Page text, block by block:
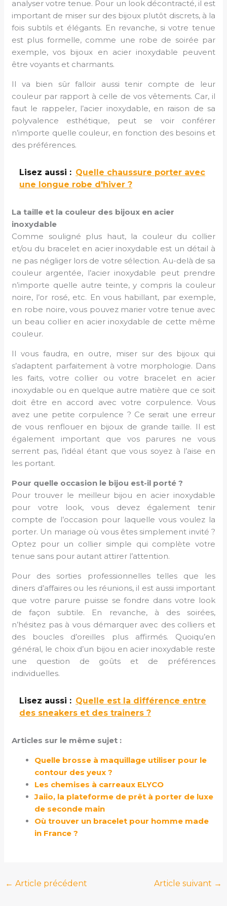
analyser votre tenue. Pour un look décontracté, il est
important de miser sur des bijoux plutôt discrets, à la
fois subtils et élégants. En revanche, si votre tenue
est plus formelle, comme une robe de soirée par
exemple, vos bijoux en acier inoxydable peuvent
être voyants et charmants.
Il va bien sûr falloir aussi tenir compte de leur
couleur par rapport à celle de vos vêtements. Car, il
faut le rappeler, l’acier inoxydable, en raison de sa
polyvalence esthétique, peut se voir conférer
n’importe quelle couleur, en fonction des besoins et
des préférences.
Lisez aussi : Quelle chaussure porter avec
une longue robe d'hiver ?
La taille et la couleur des bijoux en acier
inoxydable
Comme souligné plus haut, la couleur du collier
et/ou du bracelet en acier inoxydable est un détail à
ne pas négliger lors de votre sélection. Au-delà de sa
couleur argentée, l’acier inoxydable peut prendre
n’importe quelle autre teinte, y compris la couleur
noire, l’or rosé, etc. En vous habillant, par exemple,
en robe noire, vous pouvez marier votre tenue avec
un beau collier en acier inoxydable de cette même
couleur.
Il vous faudra, en outre, miser sur des bijoux qui
s’adaptent parfaitement à votre morphologie. Dans
les faits, votre collier ou votre bracelet en acier
inoxydable ou en quelque autre matière que ce soit
doit être en accord avec votre corpulence. Vous
avez une petite corpulence ? Ce serait une erreur
de vous renflouer en bijoux de grande taille. Il est
également important que vos parures ne vous
serrent pas, l’idéal étant que vous soyez à l’aise en
les portant.
Pour quelle occasion le bijou est-il porté ?
Pour trouver le meilleur bijou en acier inoxydable
pour votre look, vous devez également tenir
compte de l’occasion pour laquelle vous voulez la
porter. Un mariage où vous êtes simplement invité ?
Optez pour un collier simple qui complète votre
tenue sans pour autant attirer l’attention.
Pour des sorties professionnelles telles que les
diners d’affaires ou les réunions, il est aussi important
que votre parure puisse se fondre dans votre look
de façon subtile. En revanche, à des soirées,
n’hésitez pas à vous démarquer avec des colliers et
des boucles d’oreilles plus affirmés. Quoiqu’en
général, le choix d’un bijou en acier inoxydable reste
une question de goûts et de préférences
individuelles.
Lisez aussi : Quelle est la différence entre
des sneakers et des trainers ?
Articles sur le même sujet :
Quelle brosse à maquillage utiliser pour le
contour des yeux ?
Les chemises à carreaux ELYCO
Jaiio, la plateforme de prêt à porter de luxe
de seconde main
Où trouver un bracelet pour homme made
in France ?
← Article précédent Article suivant →